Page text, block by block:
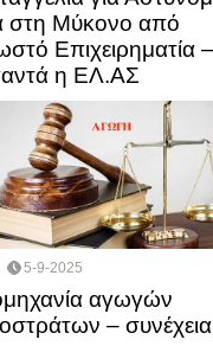
στη Μύκονο από
Επιχειρηματία –
η ΕΛ.ΑΣ
5-9-2025
αγωγών
–